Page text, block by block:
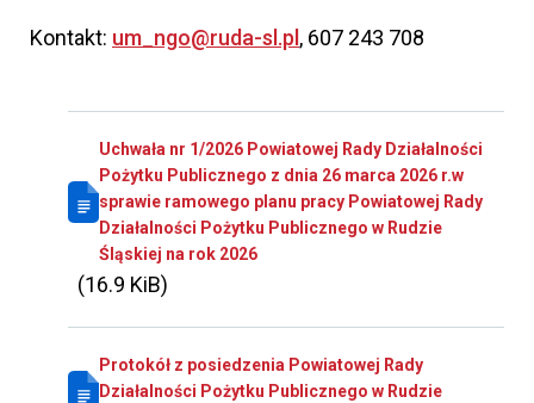
Kontakt: um_ngo@ruda-sl.pl , 607 243 708
Uchwała nr 1/2026 Powiatowej Rady Działalności
Pożytku Publicznego z dnia 26 marca 2026 r.w
sprawie ramowego planu pracy Powiatowej Rady
Działalności Pożytku Publicznego w Rudzie
Śląskiej na rok 2026
(16.9 KiB)
Protokół z posiedzenia Powiatowej Rady
Działalności Pożytku Publicznego w Rudzie